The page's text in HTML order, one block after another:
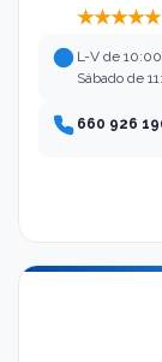
★★★★★
L-V de
Sábado de
660 926